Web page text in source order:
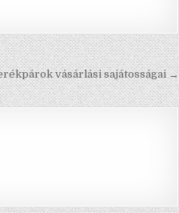
vásárlási sajátosságai →